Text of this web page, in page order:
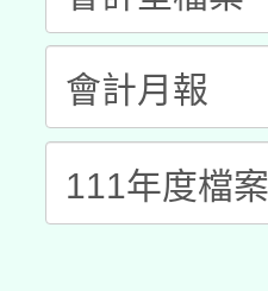
用水績
動」
桃園市
開 智慧啟
2026年